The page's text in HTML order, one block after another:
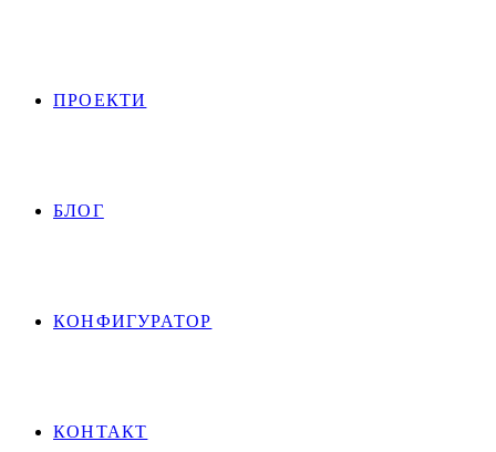
ПРОЕКТИ
БЛОГ
КОНФИГУРАТОР
КОНТАКТ